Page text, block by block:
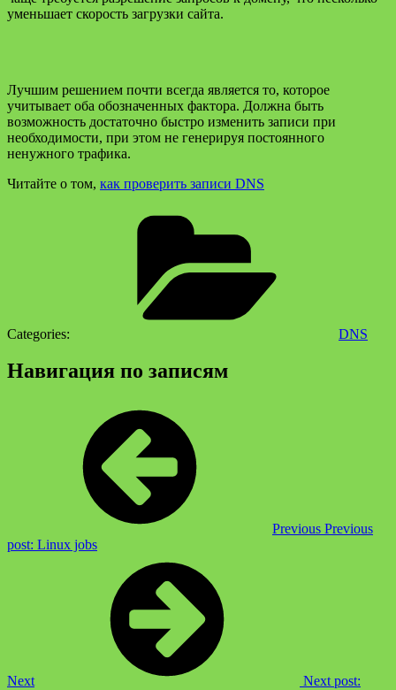
уменьшает скорость загрузки сайта.
Лучшим решением почти всегда является то, которое
учитывает оба обозначенных фактора. Должна быть
возможность достаточно быстро изменить записи при
необходимости, при этом не генерируя постоянного
ненужного трафика.
Читайте о том, как проверить записи DNS
Categories: DNS
Навигация по записям
Previous Previous
post: Linux jobs
Next
Next post: